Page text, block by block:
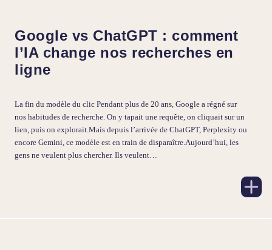
Google vs ChatGPT : comment
l’IA change nos recherches en
ligne
La fin du modèle du clic Pendant plus de 20 ans, Google a régné sur
nos habitudes de recherche. On y tapait une requête, on cliquait sur un
lien, puis on explorait.Mais depuis l’arrivée de ChatGPT, Perplexity ou
encore Gemini, ce modèle est en train de disparaître.Aujourd’hui, les
gens ne veulent plus chercher. Ils veulent…